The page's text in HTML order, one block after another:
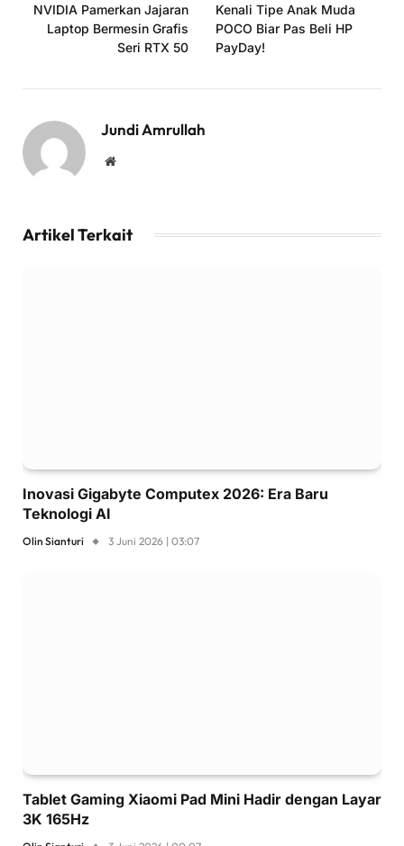
NVIDIA Pamerkan Jajaran
Laptop Bermesin Grafis
Seri RTX 50
Kenali Tipe Anak Muda
POCO Biar Pas Beli HP
PayDay!
Jundi Amrullah
Website
Artikel Terkait
Inovasi Gigabyte Computex 2026: Era Baru
Teknologi AI
Olin Sianturi 3 Juni 2026 | 03:07
Tablet Gaming Xiaomi Pad Mini Hadir dengan Layar
3K 165Hz